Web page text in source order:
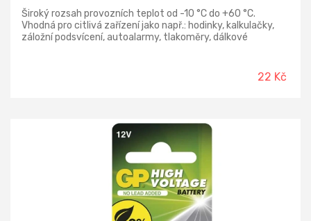
Široký rozsah provozních teplot od -10 °C do +60 °C.
Vhodná pro citlivá zařízení jako např.: hodinky, kalkulačky,
záložní podsvícení, autoalarmy, tlakoměry, dálkové
22 Kč